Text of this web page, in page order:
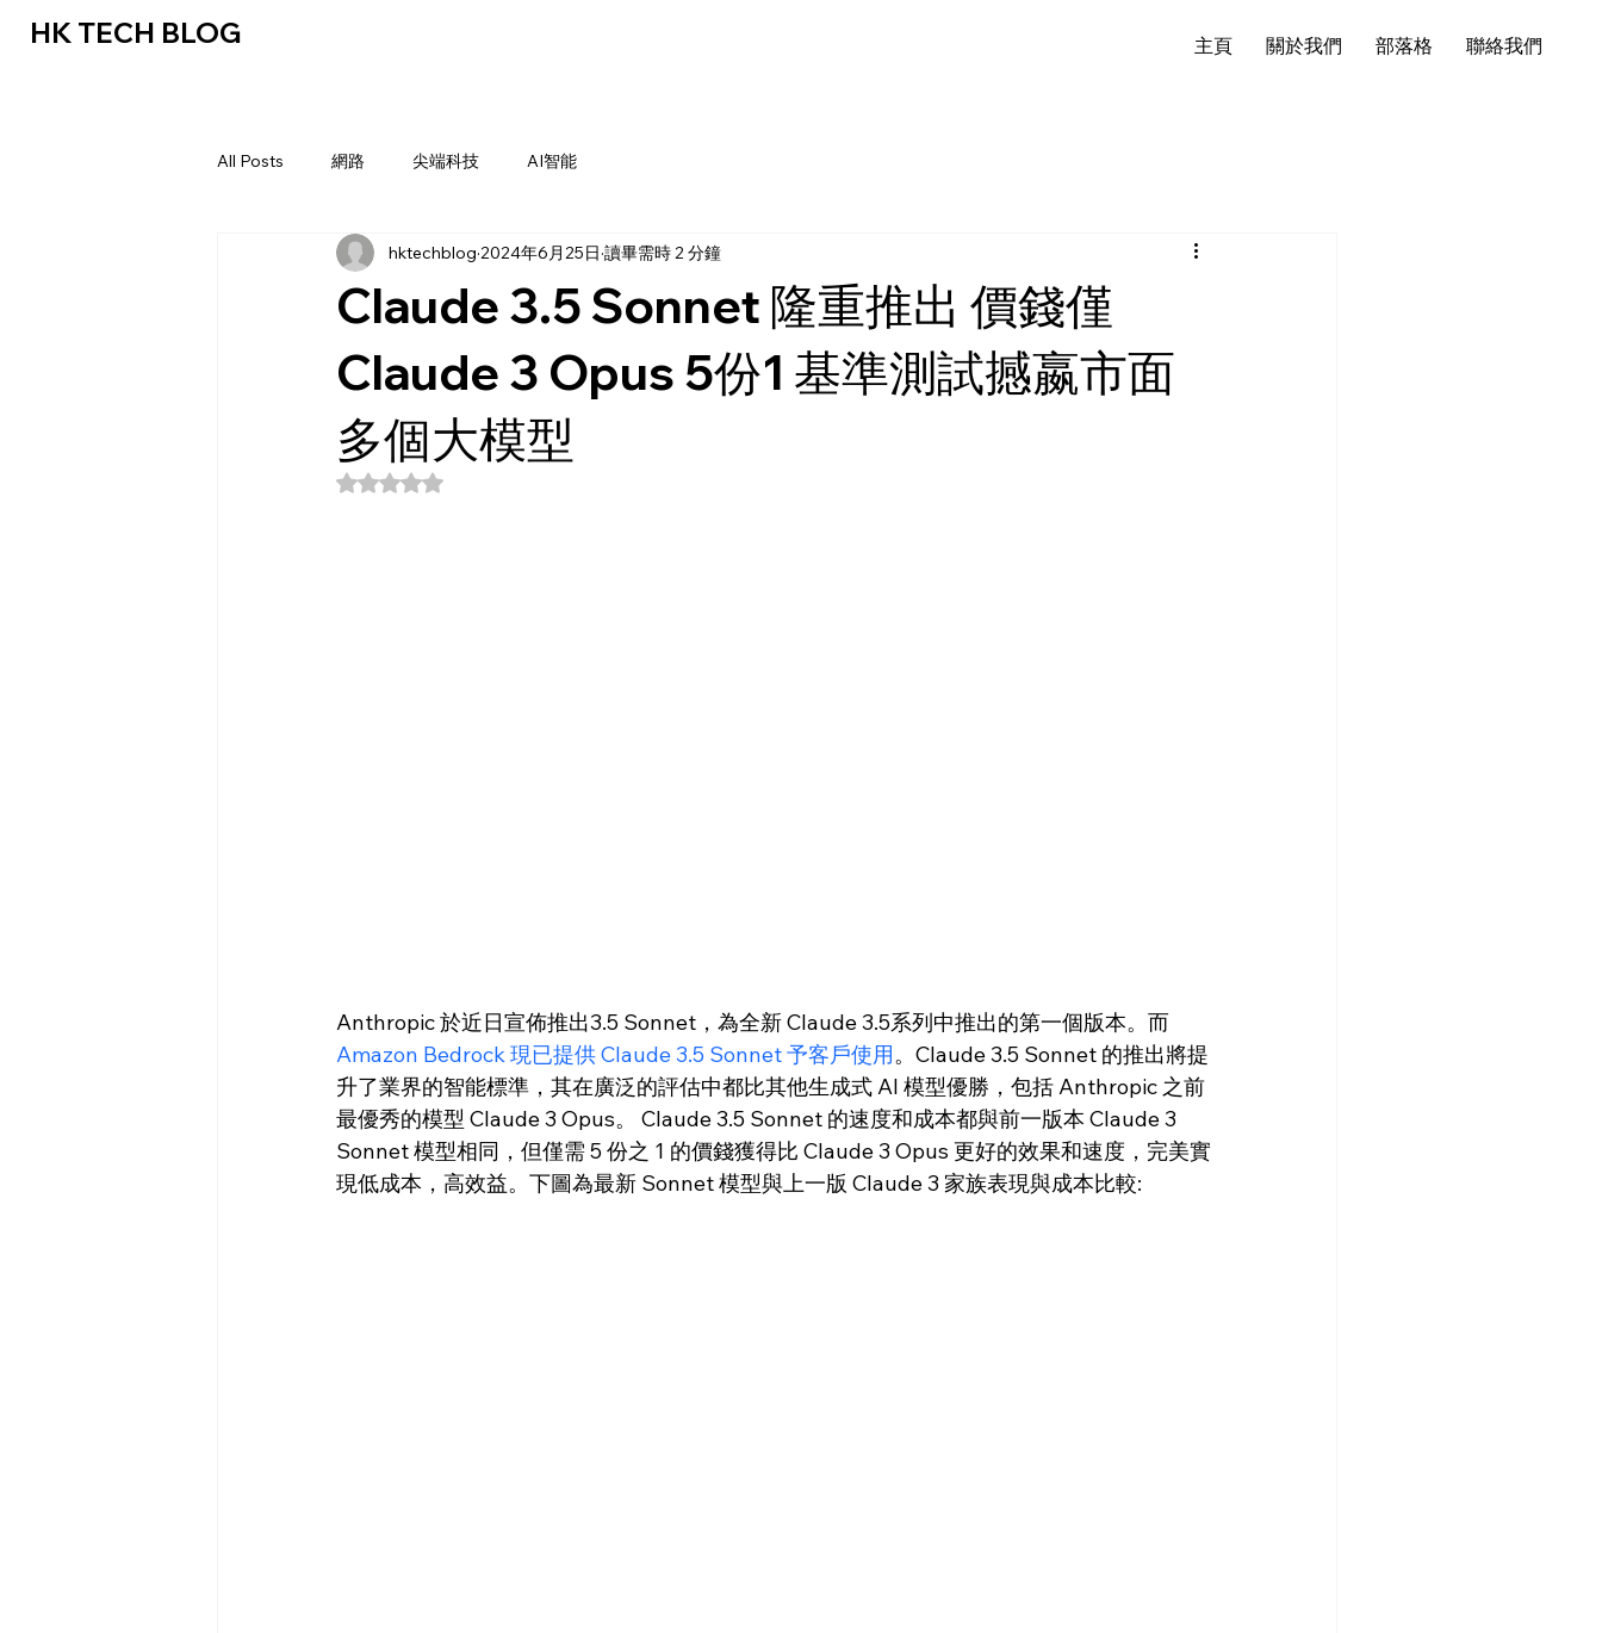
HK TECH BLOG 主頁 關於我們 部落格 聯絡我們
All Posts 網路 尖端科技 AI智能
Claude 3.5 Sonnet 隆重推出 價錢僅
Claude 3 Opus 5份1 基準測試撼嬴市面
多個大模型
hktechblog 2024年6月25日 讀畢需時 2 分鐘
評等為 NaN（最高為 5 顆星）。
Anthropic 於近日宣佈推出3.5 Sonnet，為全新 Claude 3.5系列中推出的第一個版本。而
Amazon Bedrock 現已提供 Claude 3.5 Sonnet 予客戶使用。Claude 3.5 Sonnet 的推出將提
升了業界的智能標準，其在廣泛的評估中都比其他生成式 AI 模型優勝，包括 Anthropic 之前
最優秀的模型 Claude 3 Opus。 Claude 3.5 Sonnet 的速度和成本都與前一版本 Claude 3
Sonnet 模型相同，但僅需 5 份之 1 的價錢獲得比 Claude 3 Opus 更好的效果和速度，完美實
現低成本，高效益。下圖為最新 Sonnet 模型與上一版 Claude 3 家族表現與成本比較: